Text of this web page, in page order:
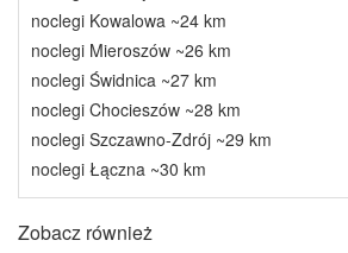
noclegi Kowalowa ~24 km
noclegi Mieroszów ~26 km
noclegi Świdnica ~27 km
noclegi Chocieszów ~28 km
noclegi Szczawno-Zdrój ~29 km
noclegi Łączna ~30 km
Zobacz również